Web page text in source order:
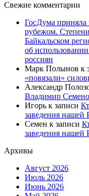
Свежие комментарии
ГосДума приняла
рубежом.
Байкальском
об
россиян
Марк Полынов к
«повязали»
Александр
Владимир
Игорь к записи
заведения нашей
Семен к записи
заведения нашей
Архивы
Август 2026
Июль 2026
Июнь 2026